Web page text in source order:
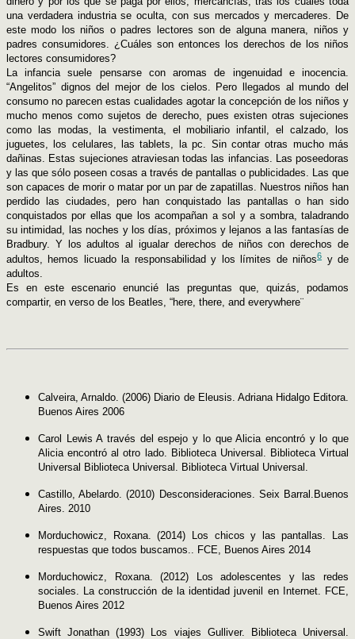
una verdadera industria se oculta, con sus mercados y mercaderes. De
este modo los niños o padres lectores son de alguna manera, niños y
padres consumidores. ¿Cuáles son entonces los derechos de los niños
lectores consumidores?
La infancia suele pensarse con aromas de ingenuidad e inocencia.
“Angelitos” dignos del mejor de los cielos. Pero llegados al mundo del
consumo no parecen estas cualidades agotar la concepción de los niños y
mucho menos como sujetos de derecho, pues existen otras sujeciones
como las modas, la vestimenta, el mobiliario infantil, el calzado, los
juguetes, los celulares, las tablets, la pc. Sin contar otras mucho más
dañinas. Estas sujeciones atraviesan todas las infancias. Las poseedoras
y las que sólo poseen cosas a través de pantallas o publicidades. Las que
son capaces de morir o matar por un par de zapatillas. Nuestros niños han
perdido las ciudades, pero han conquistado las pantallas o han sido
conquistados por ellas que los acompañan a sol y a sombra, taladrando
su intimidad, las noches y los días, próximos y lejanos a las fantasías de
Bradbury. Y los adultos al igualar derechos de niños con derechos de
adultos, hemos licuado la responsabilidad y los límites de niños6 y de
adultos.
Es en este escenario enuncié las preguntas que, quizás, podamos
compartir, en verso de los Beatles, “here, there, and everywhere¨
Calveira, Arnaldo. (2006) Diario de Eleusis. Adriana Hidalgo Editora.
Buenos Aires 2006
Carol Lewis A través del espejo y lo que Alicia encontró y lo que
Alicia encontró al otro lado. Biblioteca Universal. Biblioteca Virtual
Universal Biblioteca Universal. Biblioteca Virtual Universal.
Castillo, Abelardo. (2010) Desconsideraciones. Seix Barral.Buenos
Aires. 2010
Morduchowicz, Roxana. (2014) Los chicos y las pantallas. Las
respuestas que todos buscamos.. FCE, Buenos Aires 2014
Morduchowicz, Roxana. (2012) Los adolescentes y las redes
sociales. La construcción de la identidad juvenil en Internet. FCE,
Buenos Aires 2012
Swift Jonathan (1993) Los viajes Gulliver. Biblioteca Universal.